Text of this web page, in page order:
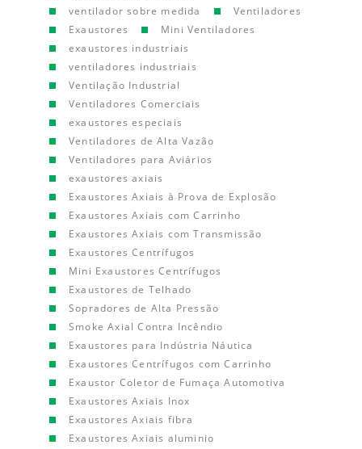
ventilador sobre medida
Ventiladores
Exaustores
Mini Ventiladores
exaustores industriais
ventiladores industriais
Ventilação Industrial
Ventiladores Comerciais
exaustores especiais
Ventiladores de Alta Vazão
Ventiladores para Aviários
exaustores axiais
Exaustores Axiais à Prova de Explosão
Exaustores Axiais com Carrinho
Exaustores Axiais com Transmissão
Exaustores Centrífugos
Mini Exaustores Centrífugos
Exaustores de Telhado
Sopradores de Alta Pressão
Smoke Axial Contra Incêndio
Exaustores para Indústria Náutica
Exaustores Centrífugos com Carrinho
Exaustor Coletor de Fumaça Automotiva
Exaustores Axiais Inox
Exaustores Axiais fibra
Exaustores Axiais aluminio